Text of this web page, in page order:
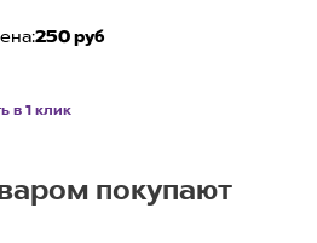
250 руб
в 1 клик
покупают